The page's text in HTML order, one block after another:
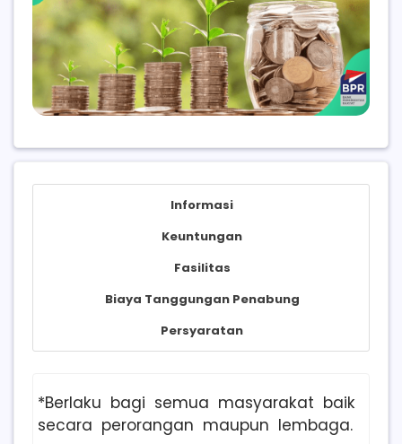
Informasi
Keuntungan
Fasilitas
Biaya Tanggungan Penabung
Persyaratan
*Berlaku bagi semua masyarakat baik
secara perorangan maupun lembaga.